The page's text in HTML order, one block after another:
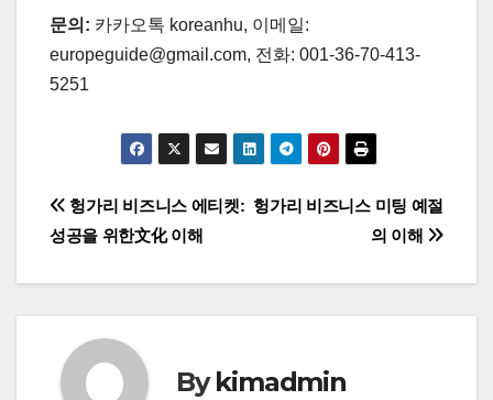
문의: 카카오톡 koreanhu, 이메일:
europeguide@gmail.com, 전화: 001-36-70-413-
5251
글
탐
헝가리 비즈니스 미팅 예절
의 이해
헝가리 비즈니스 에티켓:
성공을 위한文化 이해
Bykimadmin